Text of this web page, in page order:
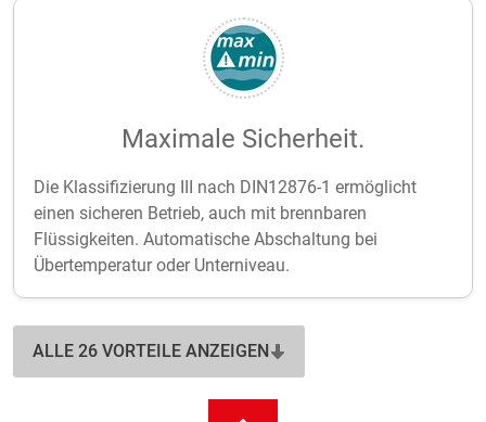
Maximale Sicherheit.
Die Klassifizierung III nach DIN12876-1 ermöglicht
einen sicheren Betrieb, auch mit brennbaren
Flüssigkeiten. Automatische Abschaltung bei
Übertemperatur oder Unterniveau.
ALLE 26 VORTEILE ANZEIGEN